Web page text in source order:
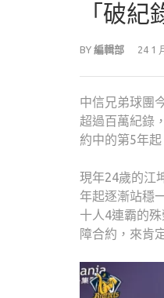
「破
BY 編輯部 24 1
中信兄弟球團
超過百萬紀錄
約中的第5年
現年24歲的江
年起逐漸站穩
十人4連霸的
障合約，來肯